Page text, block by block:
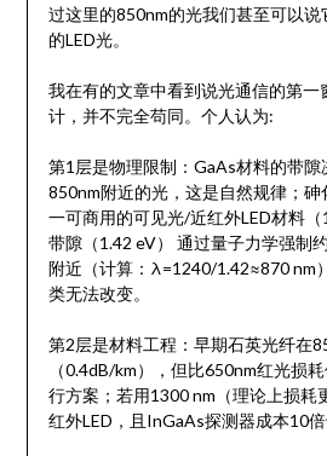
过这里的850nm的光我们甚至可以说
的LED光。
我在有的文章中看到说光通信的第一
计，并不完全苟同。个人认为:
第1层是物理限制：GaAs材料的带隙
850nm附近的光，这是自然规律；砷
一可商用的可见光/近红外LED材料
带隙（1.42 eV） 通过量子力学强制
附近（计算：λ=1240/1.42≈870 nm
类无法改变。
第2层是材料工程：早期石英光纤在
（0.4dB/km），但比650nm红光损
行方案；若用1300 nm（理论上损耗
红外LED，且InGaAs探测器成本10倍